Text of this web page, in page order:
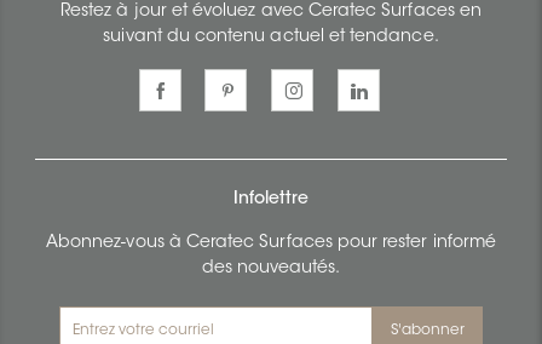
Restez à jour et évoluez avec Ceratec Surfaces en
suivant du contenu actuel et tendance.
Infolettre
Abonnez-vous à Ceratec Surfaces pour rester informé
des nouveautés.
S'abonner